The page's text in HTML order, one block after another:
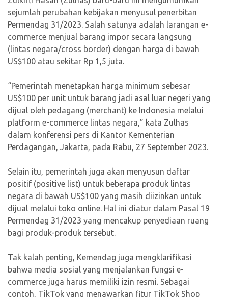
sejumlah perubahan kebijakan menyusul penerbitan
Permendag 31/2023. Salah satunya adalah larangan e-
commerce menjual barang impor secara langsung
(lintas negara/cross border) dengan harga di bawah
US$100 atau sekitar Rp 1,5 juta.
“Pemerintah menetapkan harga minimum sebesar
US$100 per unit untuk barang jadi asal luar negeri yang
dijual oleh pedagang (merchant) ke Indonesia melalui
platform e-commerce lintas negara,” kata Zulhas
dalam konferensi pers di Kantor Kementerian
Perdagangan, Jakarta, pada Rabu, 27 September 2023.
Selain itu, pemerintah juga akan menyusun daftar
positif (positive list) untuk beberapa produk lintas
negara di bawah US$100 yang masih diizinkan untuk
dijual melalui toko online. Hal ini diatur dalam Pasal 19
Permendag 31/2023 yang mencakup penyediaan ruang
bagi produk-produk tersebut.
Tak kalah penting, Kemendag juga mengklarifikasi
bahwa media sosial yang menjalankan fungsi e-
commerce juga harus memiliki izin resmi. Sebagai
contoh, TikTok yang menawarkan fitur TikTok Shop